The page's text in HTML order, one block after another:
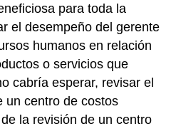
para toda la
el desempeño del gerente
humanos en relación
o servicios que
cabría esperar, revisar el
un centro de costos
la revisión de un centro